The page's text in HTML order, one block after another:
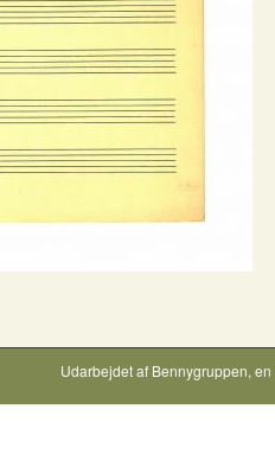
Udarbejdet af Bennygruppen,